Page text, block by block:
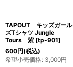
TAPOUT キッズガール
ズTシャツ Jungle
Tours 紫 [tp-901]
600円(税込)
希望小売価格: 3,000円